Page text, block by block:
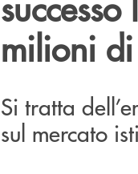
milioni
Si tratta
sul mercato